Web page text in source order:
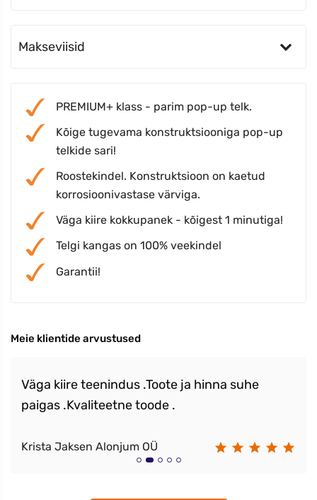
Makseviisid
PREMIUM+ klass - parim pop-up telk.
Kõige tugevama konstruktsiooniga pop-up
telkide sari!
Roostekindel. Konstruktsioon on kaetud
korrosioonivastase värviga.
Väga kiire kokkupanek - kõigest 1 minutiga!
Telgi kangas on 100% veekindel
Garantii!
Meie klientide arvustused
Väga kiire teenindus .Toote ja hinna suhe
paigas .Kvaliteetne toode .
Krista Jaksen Alonjum OÜ